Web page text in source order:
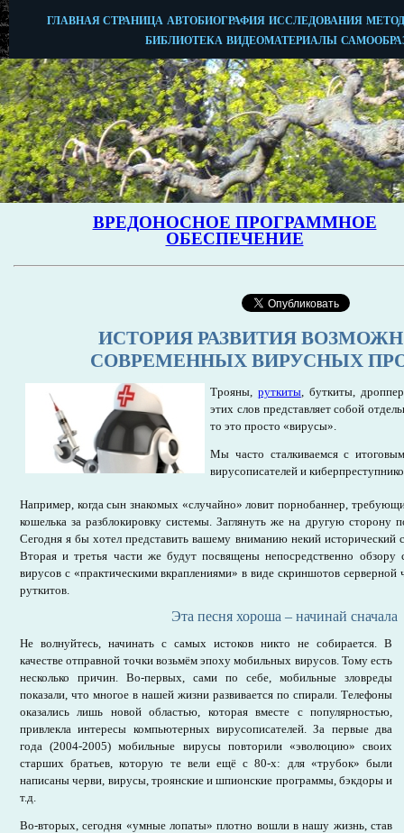
ИСТОРИЯ РАЗВИТИЯ
СОВРЕМЕННЫХ ВИРУСНЫХ
Трояны, руткиты, буткиты,
этих слов представляет собой
то это просто «вирусы».
Мы часто сталкиваемся с итоговым
вирусописателей и
Например, когда сын знакомых «случайно» ловит порнобаннер,
кошелька за разблокировку системы. Заглянуть же на другую сторону
Сегодня я бы хотел представить вашему вниманию некий исторический
Вторая и третья части же будут посвящены непосредственно обзору
вирусов с «практическими вкраплениями» в виде скриншотов серверной
руткитов.
Эта песня хороша – начинай сначала
Не волнуйтесь, начинать с самых истоков никто не собирается. В
качестве отправной точки возьмём эпоху мобильных вирусов. Тому есть
несколько причин. Во-первых, сами по себе, мобильные зловреды
показали, что многое в нашей жизни развивается по спирали. Телефоны
оказались лишь новой областью, которая вместе с популярностью,
привлекла интересы компьютерных вирусописателей. За первые два
года (2004-2005) мобильные вирусы повторили «эволюцию» своих
старших братьев, которую те вели ещё с 80-х: для «трубок» были
написаны черви, вирусы, троянские и шпионские программы, бэкдоры и
т.д.
Во-вторых, сегодня «умные лопаты» плотно вошли в нашу жизнь, став